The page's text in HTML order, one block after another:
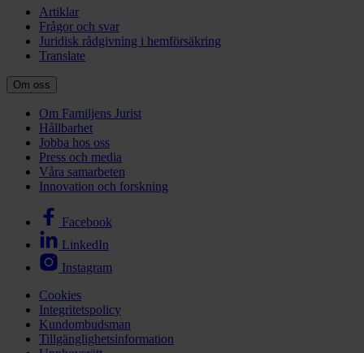
Artiklar
Frågor och svar
Juridisk rådgivning i hemförsäkring
Translate
Om oss
Om Familjens Jurist
Hållbarhet
Jobba hos oss
Press och media
Våra samarbeten
Innovation och forskning
Facebook
LinkedIn
Instagram
Cookies
Integritetspolicy
Kundombudsman
Tillgänglighetsinformation